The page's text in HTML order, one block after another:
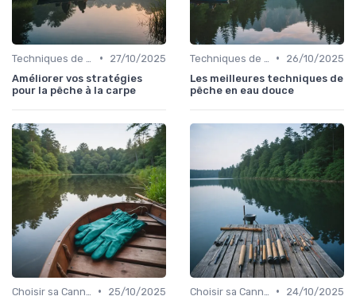
•
27/10/2025
Améliorer vos stratégies
pour la pêche à la carpe
•
26/10/2025
Les meilleures techniques de
pêche en eau douce
•
25/10/2025
•
24/10/2025